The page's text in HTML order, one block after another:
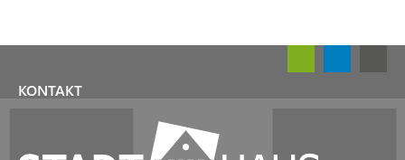
KONTAKT